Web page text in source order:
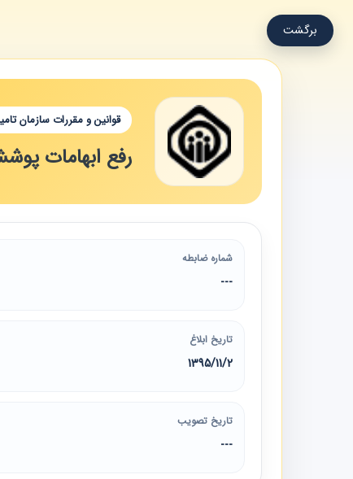
برگشت
قوانین و مقررات سازمان
رفع ابهامات
شماره ضابطه
---
تاریخ ابلاغ
1395/11/2
تاریخ تصویب
---